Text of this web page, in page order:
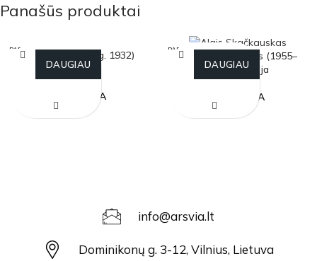
Panašūs produktai
PARDU
OTAAldona Gustas (g. 1932)
Žvejas
PARDUOTA
DAUGIAU
PARDU
OTAAlgis Skačkauskas (1955–
2009) Pjovėja
PARDUOTA
DAUGIAU
info@arsvia.lt
Dominikonų g. 3-12, Vilnius, Lietuva